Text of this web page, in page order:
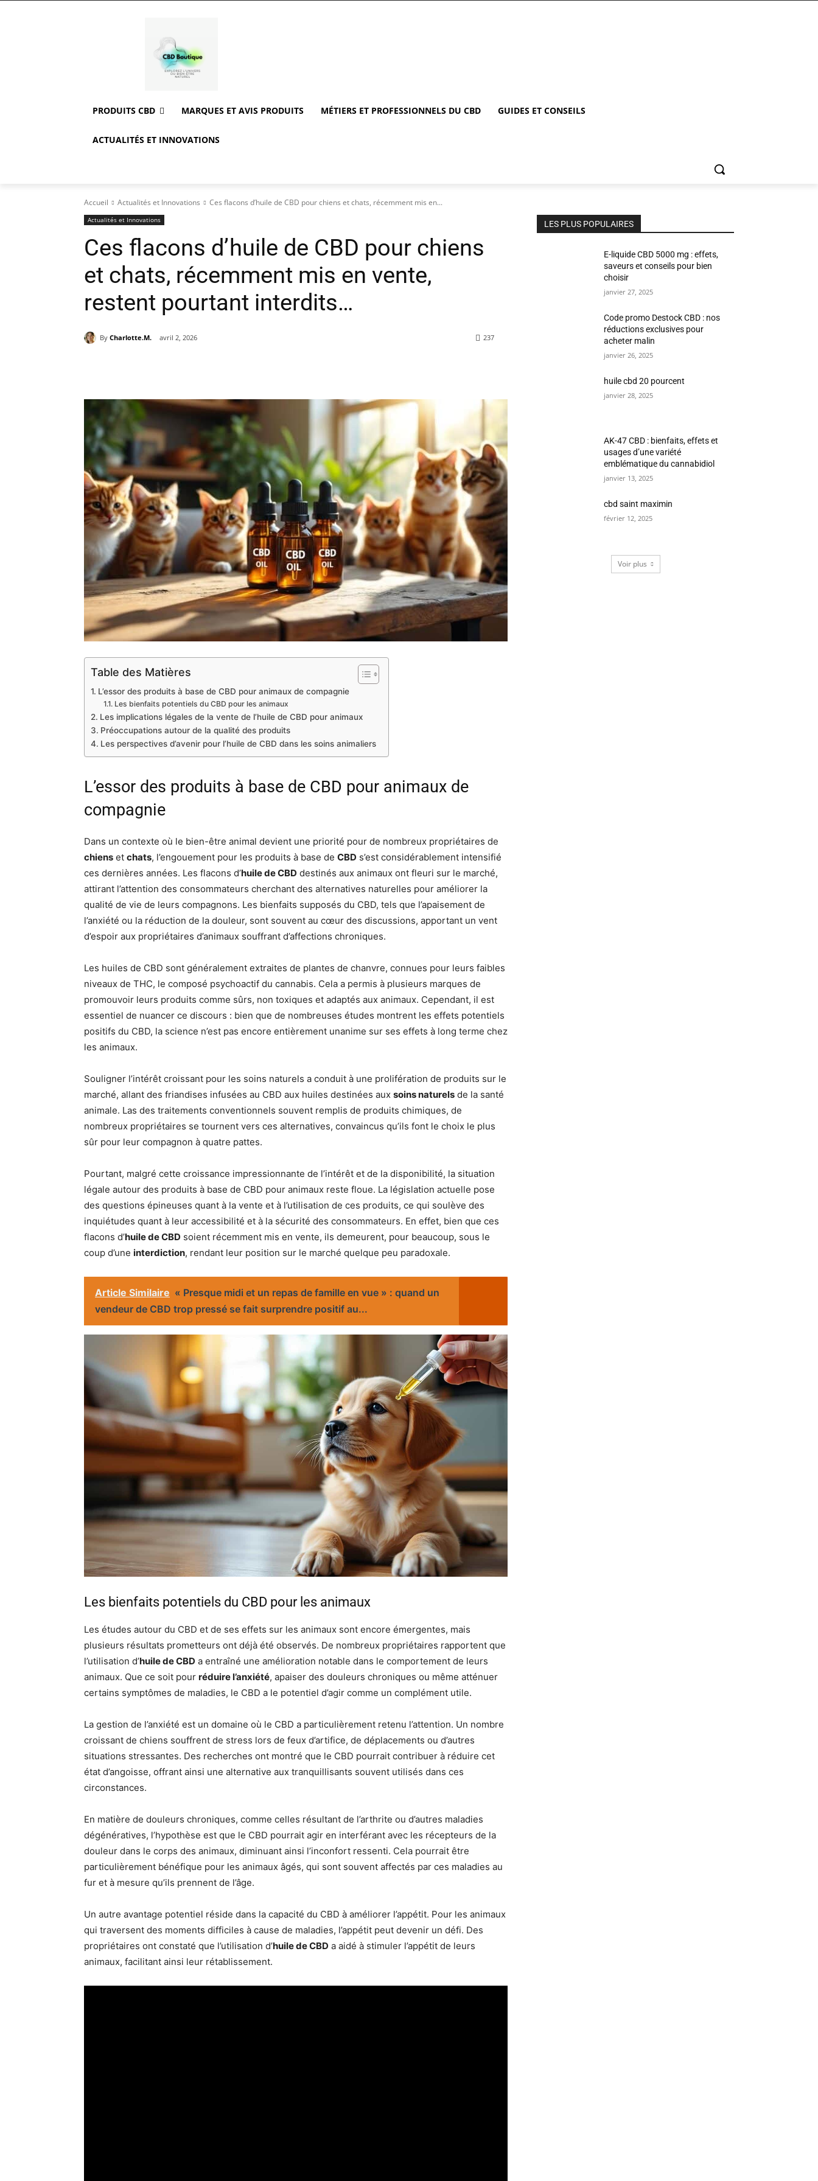
PRODUITS CBD MARQUES ET AVIS PRODUITS MÉTIERS ET PROFESSIONNELS DU CBD GUIDES ET CONSEILS
ACTUALITÉS ET INNOVATIONS
Accueil Actualités et Innovations Ces flacons d’huile de CBD pour chiens et chats, récemment mis en...
Actualités et Innovations
Ces flacons d’huile de CBD pour chiens
et chats, récemment mis en vente,
restent pourtant interdits…
By Charlotte.M. avril 2, 2026 237
Table des Matières
L’essor des produits à base de CBD pour animaux de compagnie
Les bienfaits potentiels du CBD pour les animaux
Les implications légales de la vente de l’huile de CBD pour animaux
Préoccupations autour de la qualité des produits
Les perspectives d’avenir pour l’huile de CBD dans les soins animaliers
L’essor des produits à base de CBD pour animaux de
compagnie
Dans un contexte où le bien-être animal devient une priorité pour de nombreux propriétaires de
chiens et chats, l’engouement pour les produits à base de CBD s’est considérablement intensifié
ces dernières années. Les flacons d’huile de CBD destinés aux animaux ont fleuri sur le marché,
attirant l’attention des consommateurs cherchant des alternatives naturelles pour améliorer la
qualité de vie de leurs compagnons. Les bienfaits supposés du CBD, tels que l’apaisement de
l’anxiété ou la réduction de la douleur, sont souvent au cœur des discussions, apportant un vent
d’espoir aux propriétaires d’animaux souffrant d’affections chroniques.
Les huiles de CBD sont généralement extraites de plantes de chanvre, connues pour leurs faibles
niveaux de THC, le composé psychoactif du cannabis. Cela a permis à plusieurs marques de
promouvoir leurs produits comme sûrs, non toxiques et adaptés aux animaux. Cependant, il est
essentiel de nuancer ce discours : bien que de nombreuses études montrent les effets potentiels
positifs du CBD, la science n’est pas encore entièrement unanime sur ses effets à long terme chez
les animaux.
Souligner l’intérêt croissant pour les soins naturels a conduit à une prolifération de produits sur le
marché, allant des friandises infusées au CBD aux huiles destinées aux soins naturels de la santé
animale. Las des traitements conventionnels souvent remplis de produits chimiques, de
nombreux propriétaires se tournent vers ces alternatives, convaincus qu’ils font le choix le plus
sûr pour leur compagnon à quatre pattes.
Pourtant, malgré cette croissance impressionnante de l’intérêt et de la disponibilité, la situation
légale autour des produits à base de CBD pour animaux reste floue. La législation actuelle pose
des questions épineuses quant à la vente et à l’utilisation de ces produits, ce qui soulève des
inquiétudes quant à leur accessibilité et à la sécurité des consommateurs. En effet, bien que ces
flacons d’huile de CBD soient récemment mis en vente, ils demeurent, pour beaucoup, sous le
coup d’une interdiction, rendant leur position sur le marché quelque peu paradoxale.
Article Similaire « Presque midi et un repas de famille en vue » : quand un
vendeur de CBD trop pressé se fait surprendre positif au...
Les bienfaits potentiels du CBD pour les animaux
Les études autour du CBD et de ses effets sur les animaux sont encore émergentes, mais
plusieurs résultats prometteurs ont déjà été observés. De nombreux propriétaires rapportent que
l’utilisation d’huile de CBD a entraîné une amélioration notable dans le comportement de leurs
animaux. Que ce soit pour réduire l’anxiété, apaiser des douleurs chroniques ou même atténuer
certains symptômes de maladies, le CBD a le potentiel d’agir comme un complément utile.
La gestion de l’anxiété est un domaine où le CBD a particulièrement retenu l’attention. Un nombre
croissant de chiens souffrent de stress lors de feux d’artifice, de déplacements ou d’autres
situations stressantes. Des recherches ont montré que le CBD pourrait contribuer à réduire cet
état d’angoisse, offrant ainsi une alternative aux tranquillisants souvent utilisés dans ces
circonstances.
En matière de douleurs chroniques, comme celles résultant de l’arthrite ou d’autres maladies
dégénératives, l’hypothèse est que le CBD pourrait agir en interférant avec les récepteurs de la
douleur dans le corps des animaux, diminuant ainsi l’inconfort ressenti. Cela pourrait être
particulièrement bénéfique pour les animaux âgés, qui sont souvent affectés par ces maladies au
fur et à mesure qu’ils prennent de l’âge.
Un autre avantage potentiel réside dans la capacité du CBD à améliorer l’appétit. Pour les animaux
qui traversent des moments difficiles à cause de maladies, l’appétit peut devenir un défi. Des
propriétaires ont constaté que l’utilisation d’huile de CBD a aidé à stimuler l’appétit de leurs
animaux, facilitant ainsi leur rétablissement.
LES PLUS POPULAIRES
E-liquide CBD 5000 mg : effets,
saveurs et conseils pour bien
choisir
janvier 27, 2025
Code promo Destock CBD : nos
réductions exclusives pour
acheter malin
janvier 26, 2025
huile cbd 20 pourcent
janvier 28, 2025
AK-47 CBD : bienfaits, effets et
usages d’une variété
emblématique du cannabidiol
janvier 13, 2025
cbd saint maximin
février 12, 2025
Voir plus